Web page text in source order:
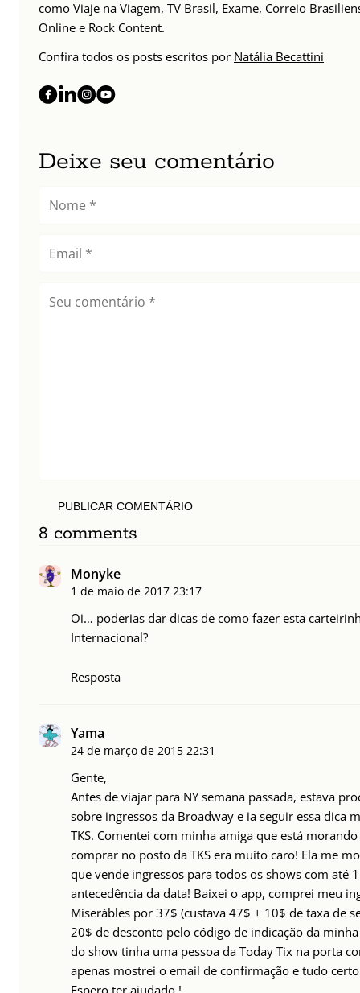
como Viaje na Viagem, TV Brasil, Exame, Correio
Online e Rock Content.
Confira todos os posts escritos por Natália Becattini
Deixe seu comentário
PUBLICAR COMENTÁRIO
8 comments
Monyke
1 de maio de 2017 23:17
Oi… poderias dar dicas de como fazer esta
Internacional?
Resposta
Yama
24 de março de 2015 22:31
Gente,
Antes de viajar para NY semana passada, estava
sobre ingressos da Broadway e ia seguir essa dica
TKS. Comentei com minha amiga que está
comprar no posto da TKS era muito caro! Ela me
que vende ingressos para todos os shows com até
antecedência da data! Baixei o app, comprei meu
Miserábles por 37$ (custava 47$ + 10$ de taxa de
20$ de desconto pelo código de indicação da
do show tinha uma pessoa da Today Tix na porta
apenas mostrei o email de confirmação e tudo